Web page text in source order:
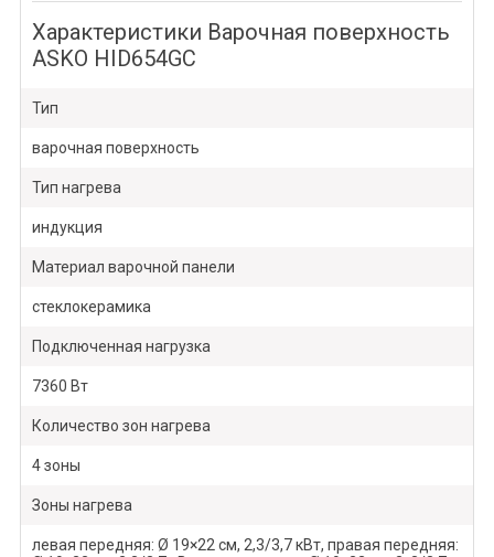
Характеристики Варочная поверхность
ASKO HID654GC
Тип
варочная поверхность
Тип нагрева
индукция
Материал варочной панели
стеклокерамика
Подключенная нагрузка
7360 Вт
Количество зон нагрева
4 зоны
Зоны нагрева
левая передняя: Ø 19×22 см, 2,3/3,7 кВт, правая передняя: